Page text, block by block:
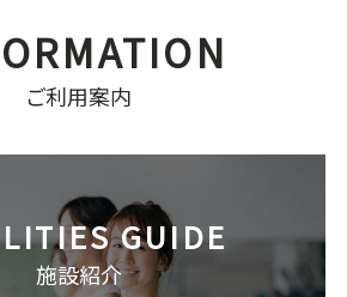
ご利用案内
施設紹介